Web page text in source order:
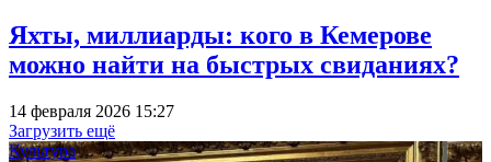
Яхты, миллиарды: кого в Кемерове
можно найти на быстрых свиданиях?
14 февраля 2026 15:27
Загрузить ещё
Культура